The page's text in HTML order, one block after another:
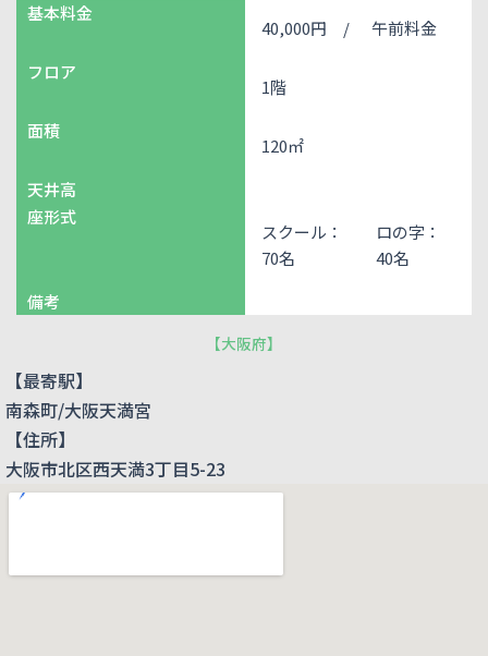
基本料金
40,000円 /
午前料金
フロア
1階
面積
120㎡
天井高
座形式
スクール：
70名
ロの字：
40名
備考
【大阪府】
【最寄駅】
南森町/大阪天満宮
【住所】
大阪市北区西天満3丁目5-23